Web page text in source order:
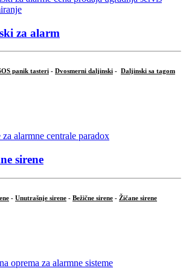
za alarm
panik tasteri - Dvosmerni daljinski - Daljinski sa tagom
sirene
- Unutrašnje sirene - Bežične sirene - Žičane sirene